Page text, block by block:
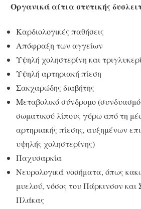
Οργανικά αίτια στυτικής
Καρδιολογικές παθήσεις
Απόφραξη των αγγείων
Υψηλή χοληστερίνη και
Υψηλή αρτηριακή πίεση
Σακχαρώδης διαβήτης
Μεταβολικό σύνδρομο
σωματικού λίπους γύρω από τη
αρτηριακής πίεσης, αυξημένων
υψηλής χοληστερίνης)
Παχυσαρκία
Νευρολογικά νοσήματα, όπως
μυελού, νόσος του Πάρκινσον
Πλάκας